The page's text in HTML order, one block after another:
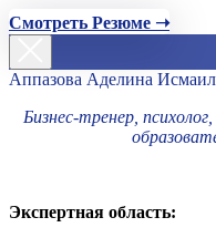
Смотреть Резюме ➝
Аппазова Аделина
Бизнес-тренер,
Экспертная область: